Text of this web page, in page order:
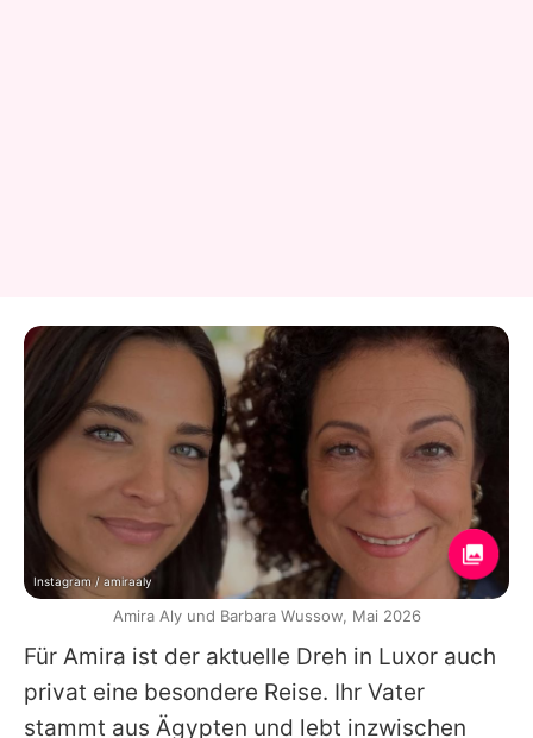
Für Amira ist der aktuelle Dreh in Luxor auch
privat eine besondere Reise. Ihr Vater
stammt aus Ägypten und lebt inzwischen
Instagram / amiraaly
Amira Aly und Barbara Wussow, Mai 2026